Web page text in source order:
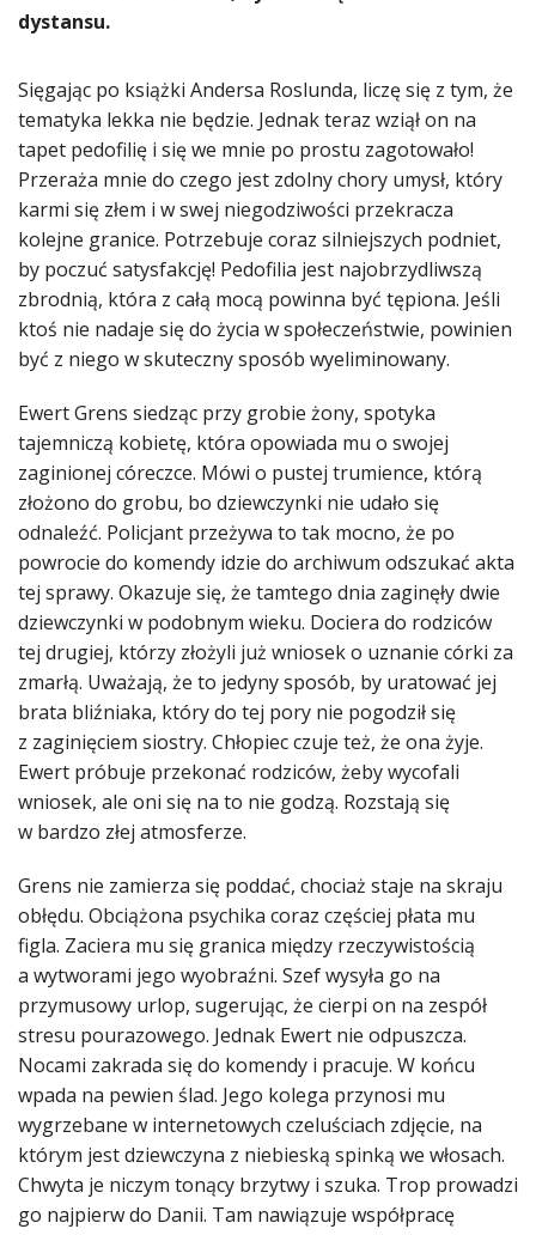
dystansu.
Sięgając po książki Andersa Roslunda, liczę się z tym, że
tematyka lekka nie będzie. Jednak teraz wziął on na
tapet pedofilię i się we mnie po prostu zagotowało!
Przeraża mnie do czego jest zdolny chory umysł, który
karmi się złem i w swej niegodziwości przekracza
kolejne granice. Potrzebuje coraz silniejszych podniet,
by poczuć satysfakcję! Pedofilia jest najobrzydliwszą
zbrodnią, która z całą mocą powinna być tępiona. Jeśli
ktoś nie nadaje się do życia w społeczeństwie, powinien
być z niego w skuteczny sposób wyeliminowany.
Ewert Grens siedząc przy grobie żony, spotyka
tajemniczą kobietę, która opowiada mu o swojej
zaginionej córeczce. Mówi o pustej trumience, którą
złożono do grobu, bo dziewczynki nie udało się
odnaleźć. Policjant przeżywa to tak mocno, że po
powrocie do komendy idzie do archiwum odszukać akta
tej sprawy. Okazuje się, że tamtego dnia zaginęły dwie
dziewczynki w podobnym wieku. Dociera do rodziców
tej drugiej, którzy złożyli już wniosek o uznanie córki za
zmarłą. Uważają, że to jedyny sposób, by uratować jej
brata bliźniaka, który do tej pory nie pogodził się
z zaginięciem siostry. Chłopiec czuje też, że ona żyje.
Ewert próbuje przekonać rodziców, żeby wycofali
wniosek, ale oni się na to nie godzą. Rozstają się
w bardzo złej atmosferze.
Grens nie zamierza się poddać, chociaż staje na skraju
obłędu. Obciążona psychika coraz częściej płata mu
figla. Zaciera mu się granica między rzeczywistością
a wytworami jego wyobraźni. Szef wysyła go na
przymusowy urlop, sugerując, że cierpi on na zespół
stresu pourazowego. Jednak Ewert nie odpuszcza.
Nocami zakrada się do komendy i pracuje. W końcu
wpada na pewien ślad. Jego kolega przynosi mu
wygrzebane w internetowych czeluściach zdjęcie, na
którym jest dziewczyna z niebieską spinką we włosach.
Chwyta je niczym tonący brzytwy i szuka. Trop prowadzi
go najpierw do Danii. Tam nawiązuje współpracę